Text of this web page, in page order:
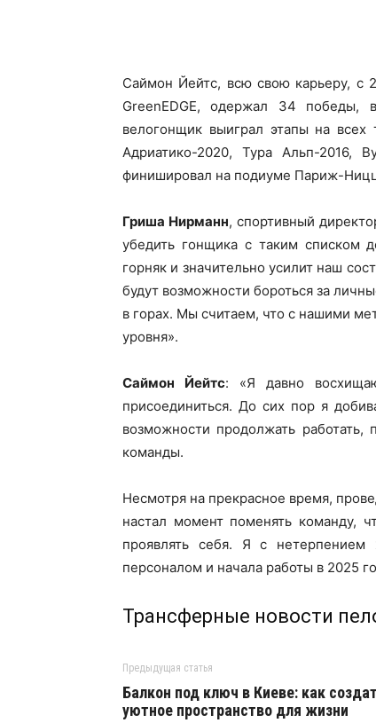
Саймон Йейтс, всю свою карьеру, с
GreenEDGE, одержал 34 победы,
велогонщик выиграл этапы на всех
Адриатико-2020, Тура Альп-2016,
финишировал на подиуме Париж-
Гриша Нирманн, спортивный
убедить гонщика с таким списком
горняк и значительно усилит наш
будут возможности бороться за
в горах. Мы считаем, что с нашими
уровня».
Саймон Йейтс: «Я давно
присоединиться. До сих пор я
возможности продолжать
команды.
Несмотря на прекрасное время,
настал момент поменять команду,
проявлять себя. Я с
персоналом и начала работы в 2025
Трансферные новости
Предыдущая статья
Балкон под ключ в Киеве: как
уютное пространство для жизни